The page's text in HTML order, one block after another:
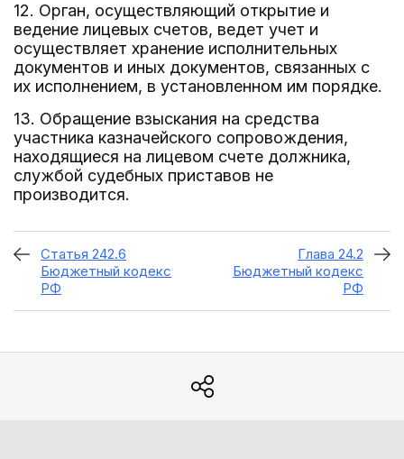
12. Орган, осуществляющий открытие и
ведение лицевых счетов, ведет учет и
осуществляет хранение исполнительных
документов и иных документов, связанных с
их исполнением, в установленном им порядке.
13. Обращение взыскания на средства
участника казначейского сопровождения,
находящиеся на лицевом счете должника,
службой судебных приставов не
производится.
Статья 242.6
Бюджетный кодекс
РФ
Глава 24.2
Бюджетный кодекс
РФ